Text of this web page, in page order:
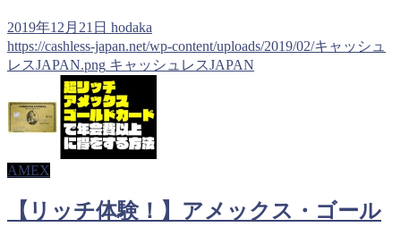
2019年12月21日 hodaka
https://cashless-japan.net/wp-content/uploads/2019/02/キャッシュ
レスJAPAN.png キャッシュレスJAPAN
AMEX
【リッチ体験！】アメックス・ゴール